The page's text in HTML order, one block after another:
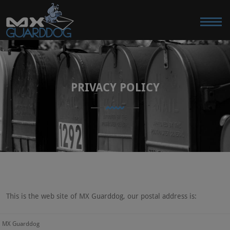
PRIVACY POLICY
This is the web site of MX Guarddog, our postal address is:
MX Guarddog